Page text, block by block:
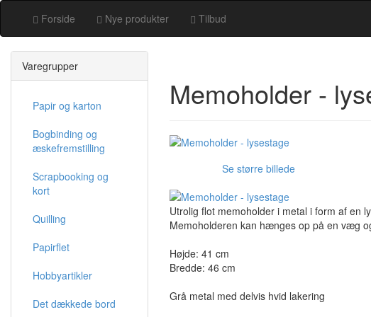
Forside Nye produkter Tilbud
Memoholder -
Se større billede
Utrolig flot memoholder i metal i form af en
Memoholderen kan hænges op på en væg
Højde: 41 cm
Bredde: 46 cm
Grå metal med delvis hvid lakering
Varegrupper
Papir og karton
Bogbinding og
æskefremstilling
Scrapbooking og
kort
Quilling
Papirflet
Hobbyartikler
Det dækkede bord